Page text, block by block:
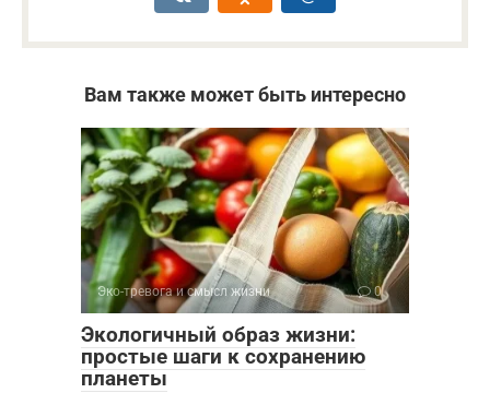
Вам также может быть интересно
Эко-тревога и смысл жизни 0
Экологичный образ жизни:
простые шаги к сохранению
планеты